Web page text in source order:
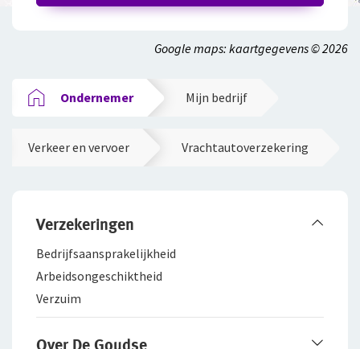
Google maps: kaartgegevens © 2026
Ondernemer Mijn bedrijf
Verkeer en vervoer Vrachtautoverzekering
Verzekeringen
Bedrijfsaanspra­kelijkheid
Arbeidsongeschiktheid
Verzuim
Over De Goudse